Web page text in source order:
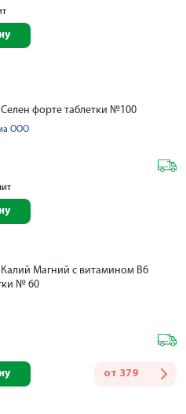
форте таблетки №100
ООО
Магний с витамином B6
№ 60
от 379